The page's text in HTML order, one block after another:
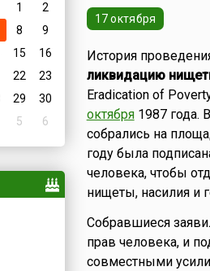
1
2
8
9
15
16
22
23
29
30
5 6
17 октября
История
ликвидацию
Eradication of
октября1987 года.
собрались на
году была
человека, чтобы
нищеты, насилия и
Собравшиеся
прав человека, и
совместными